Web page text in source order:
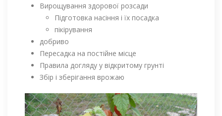
Вирощування здорової розсади
Підготовка насіння і їх посадка
пікірування
добриво
Пересадка на постійне місце
Правила догляду у відкритому грунті
Збір і зберігання врожаю